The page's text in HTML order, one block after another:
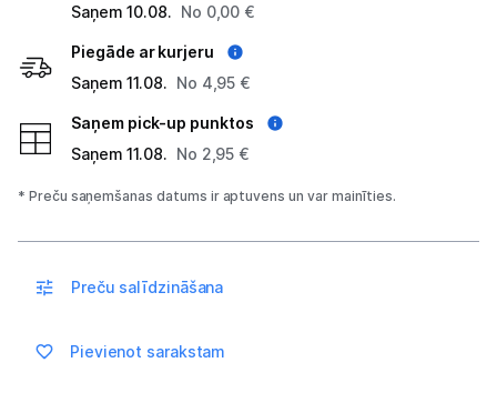
Austiņas
Bezvadu skaļruņi
Datoru skaļruņi
Mikrofoni
Stacionārie datori un piederumi
Projektori un ekrāni
Saņem 10.08. No 0,00 €
Piegāde ar kurjeru
Saņem 11.08. No 4,95 €
Saņem pick-up punktos
Saņem 11.08. No 2,95 €
* Preču saņemšanas datums ir aptuvens un var mainīties.
Preču salīdzināšana
Pievienot sarakstam